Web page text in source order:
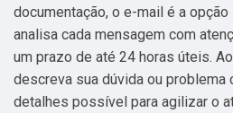
documentação, o e-mail é a
analisa cada mensagem com
um prazo de até 24 horas úteis.
descreva sua dúvida ou problema
detalhes possível para agilizar o